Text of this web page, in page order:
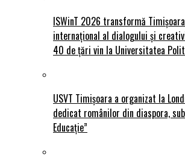
ISWinT 2026 transformă
internațional al dialogului și
40 de țări vin la Universitatea
USVT Timișoara a organizat la
dedicat românilor din diaspora,
Educație”